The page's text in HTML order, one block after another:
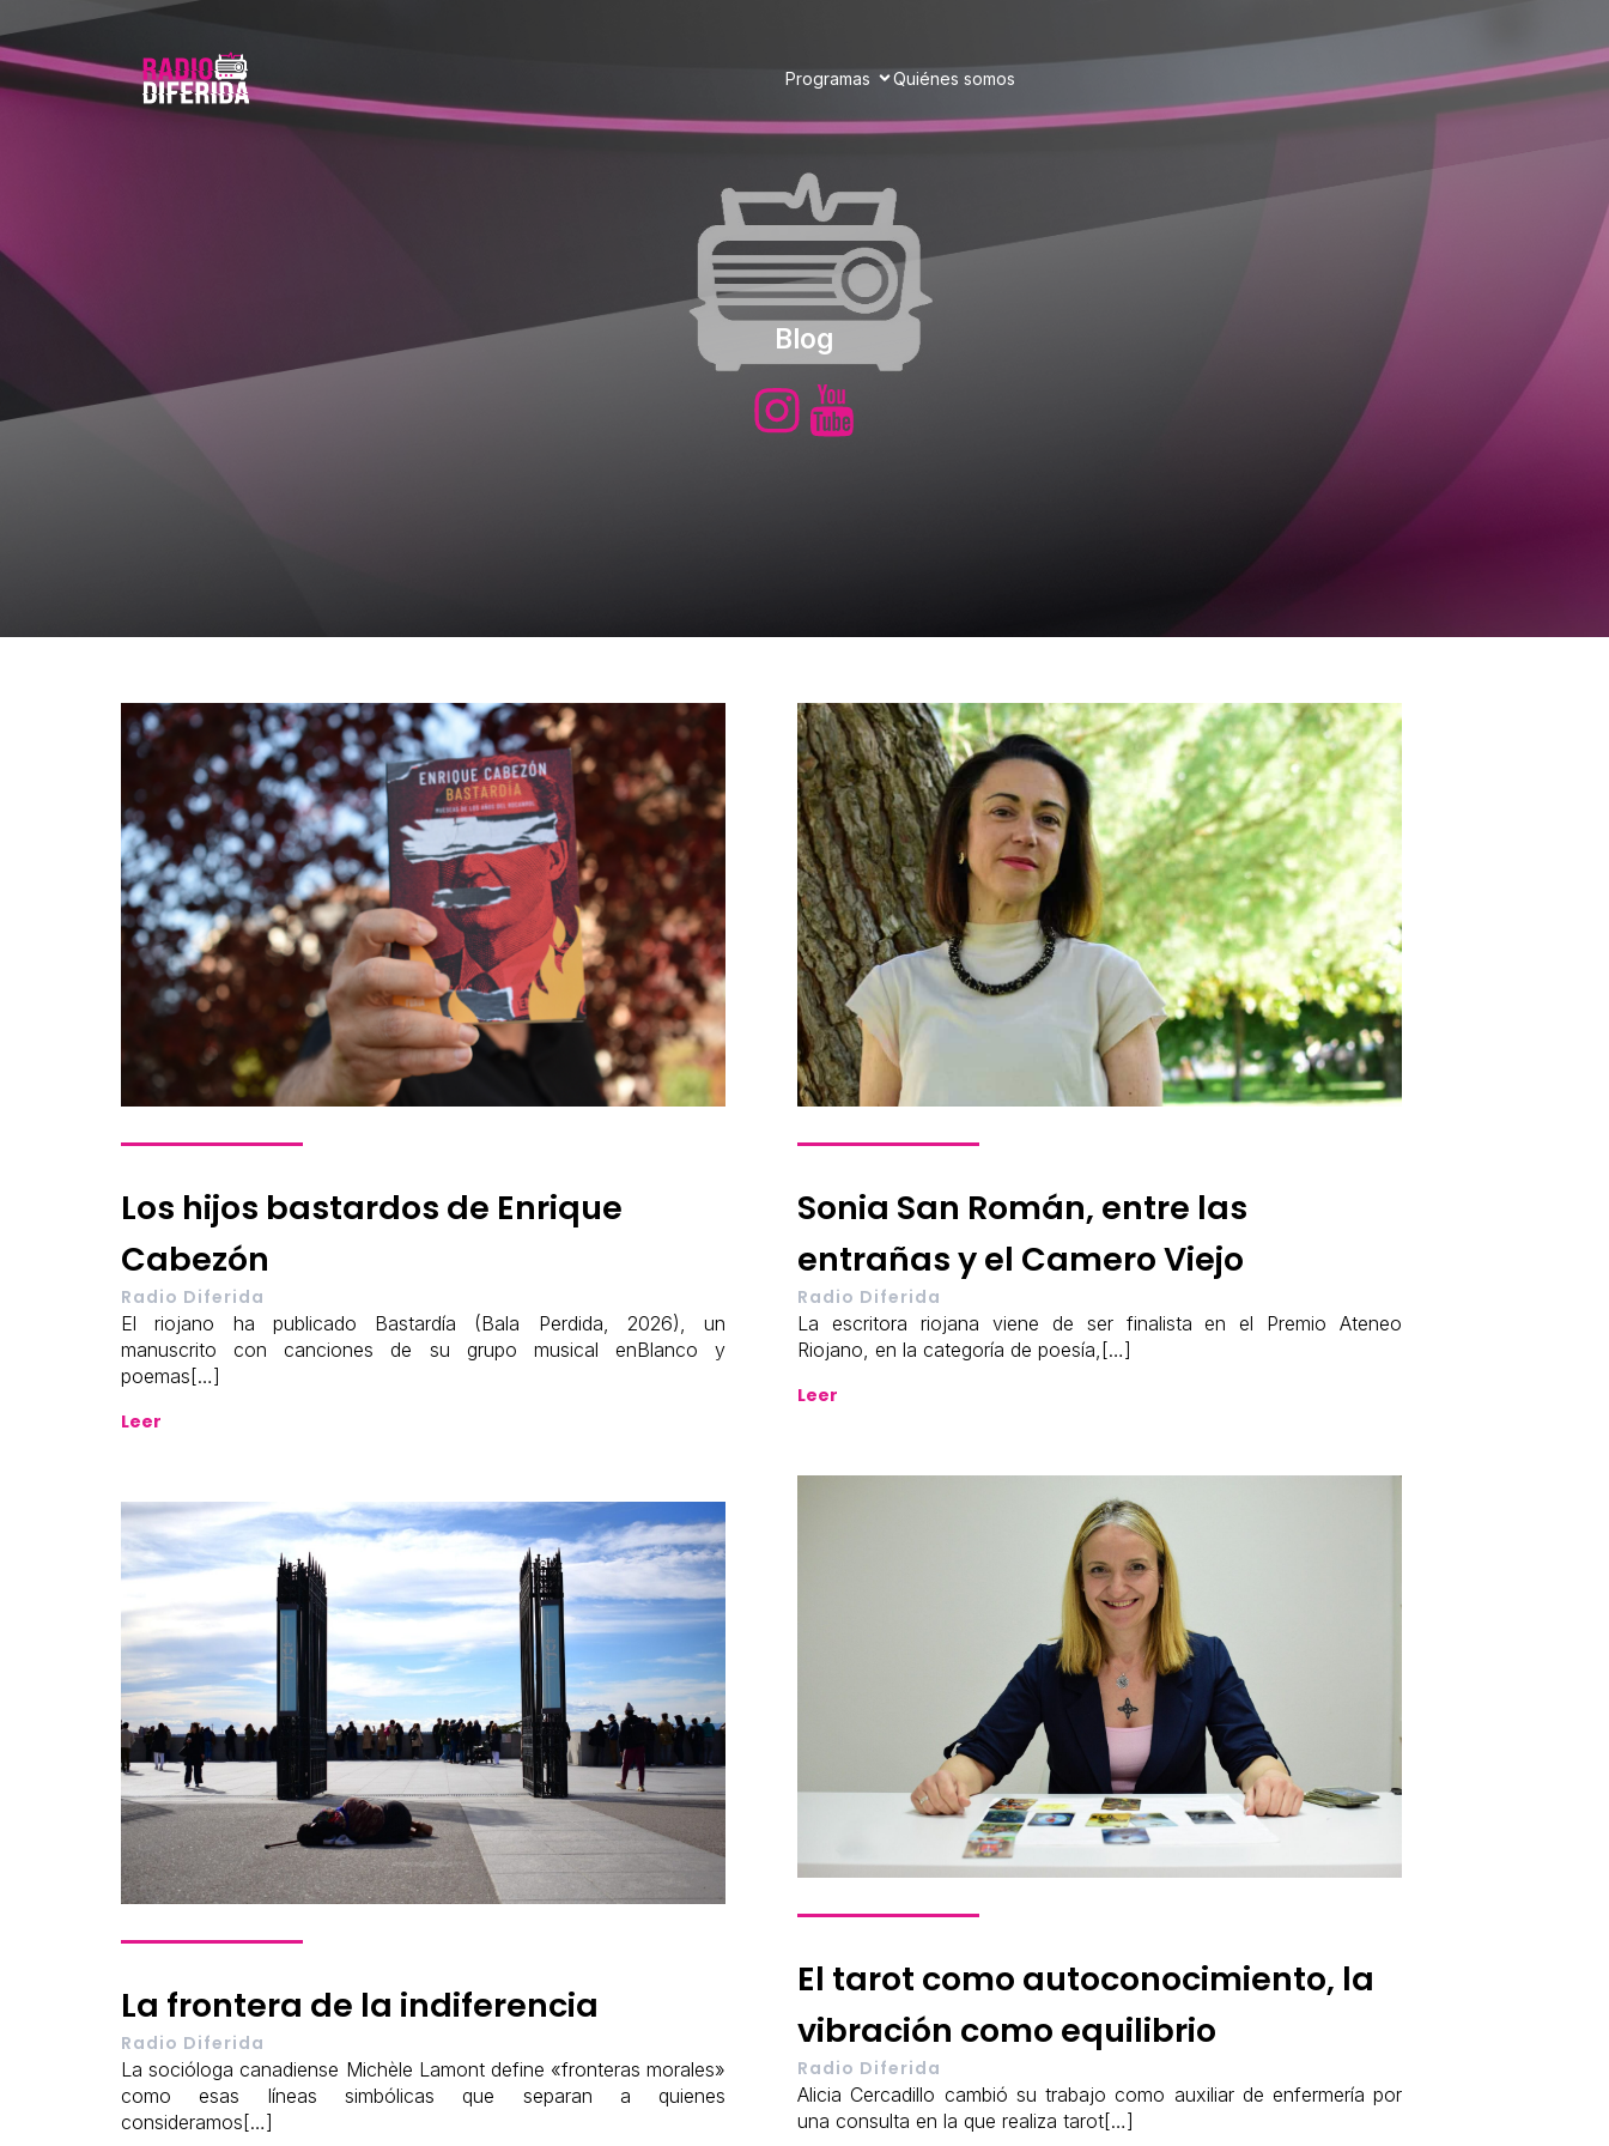
Programas Quiénes somos
Blog
Los hijos bastardos de Enrique
Cabezón
Radio Diferida
El riojano ha publicado Bastardía (Bala Perdida, 2026), un
manuscrito con canciones de su grupo musical enBlanco y
poemas[…]
Leer
Sonia San Román, entre las
entrañas y el Camero Viejo
Radio Diferida
La escritora riojana viene de ser finalista en el Premio Ateneo
Riojano, en la categoría de poesía,[…]
Leer
El tarot como autoconocimiento, la
vibración como equilibrio
Radio Diferida
Alicia Cercadillo cambió su trabajo como auxiliar de enfermería por
una consulta en la que realiza tarot[…]
La frontera de la indiferencia
Radio Diferida
La socióloga canadiense Michèle Lamont define «fronteras morales»
como esas líneas simbólicas que separan a quienes
consideramos[…]